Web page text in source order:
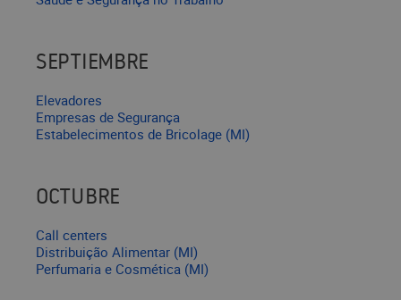
SEPTIEMBRE
Elevadores
Empresas de Segurança
Estabelecimentos de Bricolage (MI)
OCTUBRE
Call centers
Distribuição Alimentar (MI)
Perfumaria e Cosmética (MI)